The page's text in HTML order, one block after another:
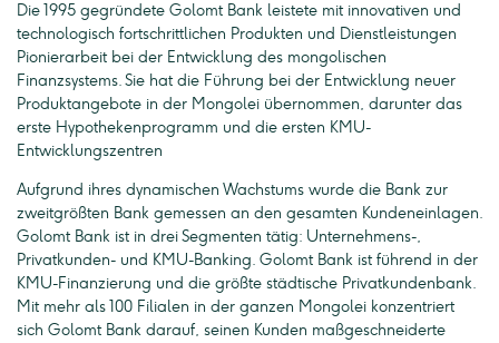
Die 1995 gegründete Golomt Bank leistete mit innovativen und
technologisch fortschrittlichen Produkten und Dienstleistungen
Pionierarbeit bei der Entwicklung des mongolischen
Finanzsystems. Sie hat die Führung bei der Entwicklung neuer
Produktangebote in der Mongolei übernommen, darunter das
erste Hypothekenprogramm und die ersten KMU-
Entwicklungszentren
Aufgrund ihres dynamischen Wachstums wurde die Bank zur
zweitgrößten Bank gemessen an den gesamten Kundeneinlagen.
Golomt Bank ist in drei Segmenten tätig: Unternehmens-,
Privatkunden- und KMU-Banking. Golomt Bank ist führend in der
KMU-Finanzierung und die größte städtische Privatkundenbank.
Mit mehr als 100 Filialen in der ganzen Mongolei konzentriert
sich Golomt Bank darauf, seinen Kunden maßgeschneiderte